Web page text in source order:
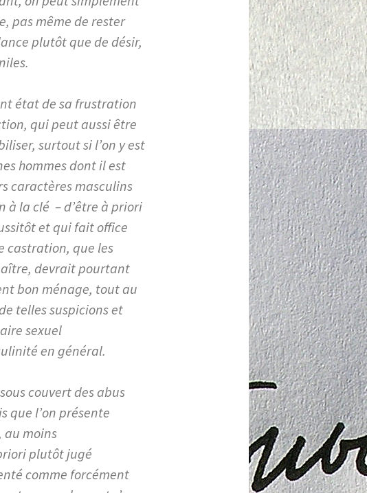
pas même de rester
plutôt que de désir,
état de sa frustration
qui peut aussi être
surtout si l’on y est
hommes dont il est
caractères masculins
à la clé – d’être à priori
et qui fait office
castration, que les
devrait pourtant
bon ménage, tout au
telles suspicions et
sexuel
en général.
couvert des abus
que l’on présente
au moins
plutôt jugé
comme forcément